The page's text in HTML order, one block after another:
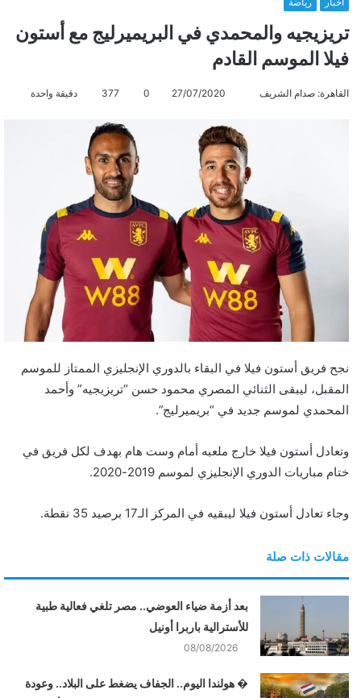
تريزيجيه والمحمدي في البريميرليج مع أستون
فيلا الموسم القادم
القاهرة: صدام الشريف
س
ل
ب
ر
ي
د
ا
إ
ل
ك
ت
ر
و
27/07/2020
0
377 دقيقة واحدة
نجح فريق أستون فيلا في البقاء بالدوري الإنجليزي الممتاز للموسم
المقبل، ليبقى الثنائي المصري محمود حسن “تريزيجيه” وأحمد
المحمدي لموسم جديد في “بريميرليج”.
وتعادل أستون فيلا خارج ملعبه أمام وست هام بهدف لكل فريق في
ختام مباريات الدوري الإنجليزي لموسم 2019-2020.
وجاء تعادل أستون فيلا ليبقيه في المركز الـ17 برصيد 35 نقطة.
مقالات ذات صلة
بعد أزمة ضياء العوضي.. مصر تلغي فعالية طبية
للأسترالية باربرا أونيل
08/08/2026
� هولندا اليوم.. الجفاف يضغط على البلاد.. وعودة